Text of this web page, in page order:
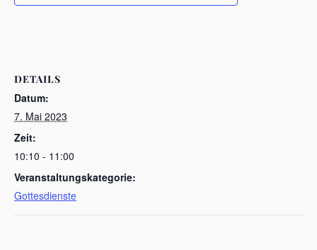
DETAILS
Datum:
7. Mai 2023
Zeit:
10:10 - 11:00
Veranstaltungskategorie:
Gottesdienste